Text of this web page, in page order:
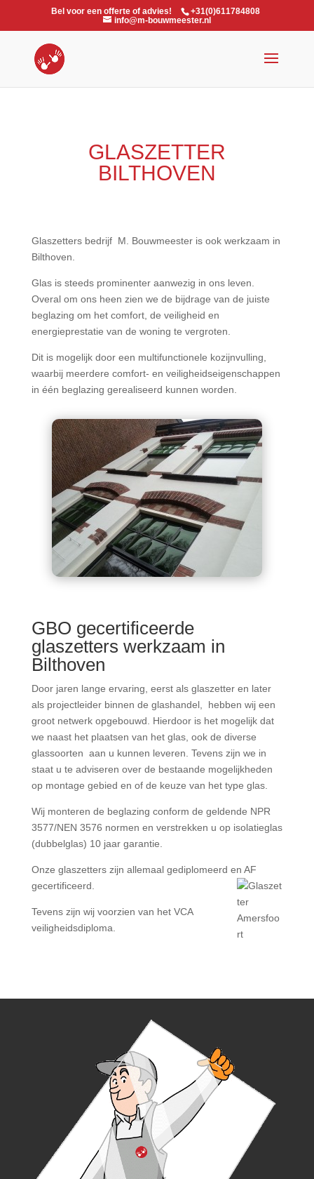
Bel voor een offerte of advies!
+31(0)611784808
info@m-bouwmeester.nl
GLASZETTER
BILTHOVEN
Glaszetters bedrijf M. Bouwmeester is ook werkzaam in
Bilthoven.
Glas is steeds prominenter aanwezig in ons leven.
Overal om ons heen zien we de bijdrage van de juiste
beglazing om het comfort, de veiligheid en
energieprestatie van de woning te vergroten.
Dit is mogelijk door een multifunctionele kozijnvulling,
waarbij meerdere comfort- en veiligheidseigenschappen
in één beglazing gerealiseerd kunnen worden.
GBO gecertificeerde
glaszetters werkzaam in
Bilthoven
Door jaren lange ervaring, eerst als glaszetter en later
als projectleider binnen de glashandel, hebben wij een
groot netwerk opgebouwd. Hierdoor is het mogelijk dat
we naast het plaatsen van het glas, ook de diverse
glassoorten aan u kunnen leveren. Tevens zijn we in
staat u te adviseren over de bestaande mogelijkheden
op montage gebied en of de keuze van het type glas.
Wij monteren de beglazing conform de geldende NPR
3577/NEN 3576 normen en verstrekken u op isolatieglas
(dubbelglas) 10 jaar garantie.
Onze glaszetters zijn allemaal gediplomeerd en AF
gecertificeerd.
Tevens zijn wij voorzien van het VCA
veiligheidsdiploma.